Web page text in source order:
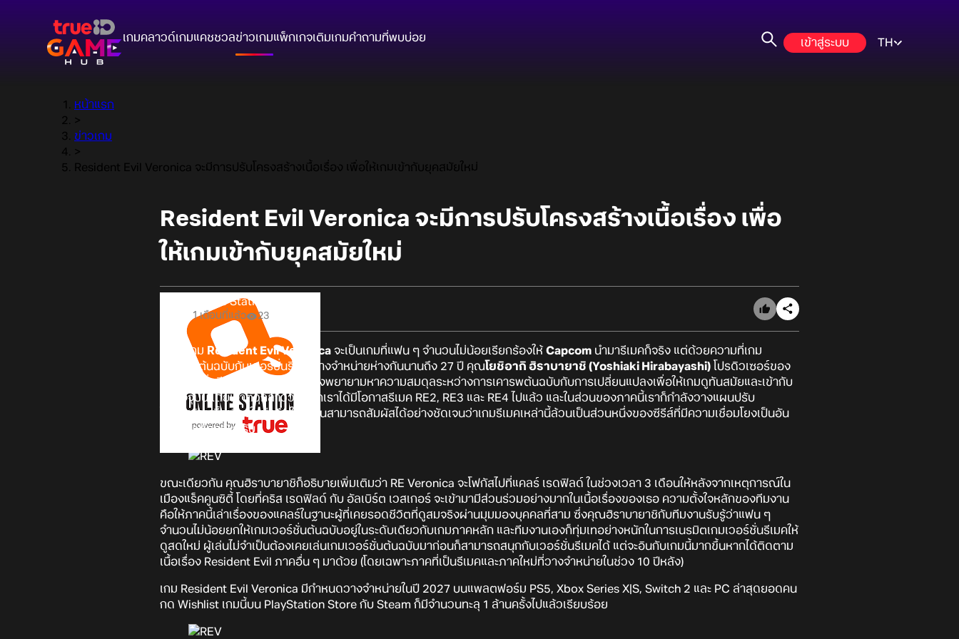
เกมคลาวด์เกมแคชชวลข่าวเกมแพ็กเกจเติมเกมคำถามที่พบบ่อย เข้าสู่ระบบ TH
หน้าแรก
>
ข่าวเกม
>
Resident Evil Veronica จะมีการปรับโครงสร้างเนื้อเรื่อง เพื่อให้เกมเข้ากับยุคสมัยใหม่
Resident Evil Veronica จะมีการปรับโครงสร้างเนื้อเรื่อง เพื่อ
ให้เกมเข้ากับยุคสมัยใหม่
Online Station
1 เดือนที่แล้ว 23
แม้ว่าเกม Resident Evil Veronica จะเป็นเกมที่แฟน ๆ จำนวนไม่น้อยเรียกร้องให้ Capcom นำมารีเมคก็จริง แต่ด้วยความที่เกม
เวอร์ชั่นต้นฉบับกับเวอร์ชั่นรีเมควางจำหน่ายห่างกันนานถึง 27 ปี คุณโยชิอากิ ฮิราบายาชิ (Yoshiaki Hirabayashi) โปรดิวเซอร์ของ
เกมเวอร์ชั่นรีเมค กับทีมงานจึงต้องพยายามหาความสมดุลระหว่างการเคารพต้นฉบับกับการเปลี่ยนแปลงเพื่อให้เกมดูทันสมัยและเข้ากับ
ยุคปัจจุบัน โดยเจ้าตัวกล่าวว่าพวกเราได้มีโอกาสรีเมค RE2, RE3 และ RE4 ไปแล้ว และในส่วนของภาคนี้เราก็กำลังวางแผนปรับ
โครงสร้างเนื้อเรื่องใหม่ เพื่อให้ผู้เล่นสามารถสัมผัสได้อย่างชัดเจนว่าเกมรีเมคเหล่านี้ล้วนเป็นส่วนหนึ่งของซีรีส์ที่มีความเชื่อมโยงเป็นอัน
หนึ่งอันเดียวกันครับ
ขณะเดียวกัน คุณฮิราบายาชิก็อธิบายเพิ่มเติมว่า RE Veronica จะโฟกัสไปที่แคลร์ เรดฟิลด์ ในช่วงเวลา 3 เดือนให้หลังจากเหตุการณ์ใน
เมืองแร็คคูนซิตี้ โดยที่คริส เรดฟิลด์ กับ อัลเบิร์ต เวสเกอร์ จะเข้ามามีส่วนร่วมอย่างมากในเนื้อเรื่องของเธอ ความตั้งใจหลักของทีมงาน
คือให้ภาคนี้เล่าเรื่องของแคลร์ในฐานะผู้ที่เคยรอดชีวิตที่ดูสมจริงผ่านมุมมองบุคคลที่สาม ซึ่งคุณฮิราบายาชิกับทีมงานรับรู้ว่าแฟน ๆ
จำนวนไม่น้อยยกให้เกมเวอร์ชั่นต้นฉบับอยู่ในระดับเดียวกับเกมภาคหลัก และทีมงานเองก็ทุ่มเทอย่างหนักในการเนรมิตเกมเวอร์ชั่นรีเมคให้
ดูสดใหม่ ผู้เล่นไม่จำเป็นต้องเคยเล่นเกมเวอร์ชั่นต้นฉบับมาก่อนก็สามารถสนุกกับเวอร์ชั่นรีเมคได้ แต่จะอินกับเกมนี้มากขึ้นหากได้ติดตาม
เนื้อเรื่อง Resident Evil ภาคอื่น ๆ มาด้วย (โดยเฉพาะภาคที่เป็นรีเมคและภาคใหม่ที่วางจำหน่ายในช่วง 10 ปีหลัง)
เกม Resident Evil Veronica มีกำหนดวางจำหน่ายในปี 2027 บนแพลตฟอร์ม PS5, Xbox Series X|S, Switch 2 และ PC ล่าสุดยอดคน
กด Wishlist เกมนี้บน PlayStation Store กับ Steam ก็มีจำนวนทะลุ 1 ล้านครั้งไปแล้วเรียบร้อย